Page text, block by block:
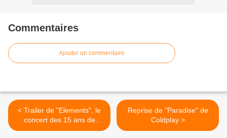
Commentaires
Ajouter un commentaire
< Trailer de "Elements", le
concert des 15 ans de
Within Temptation
Reprise de "Paradise" de
Coldplay >